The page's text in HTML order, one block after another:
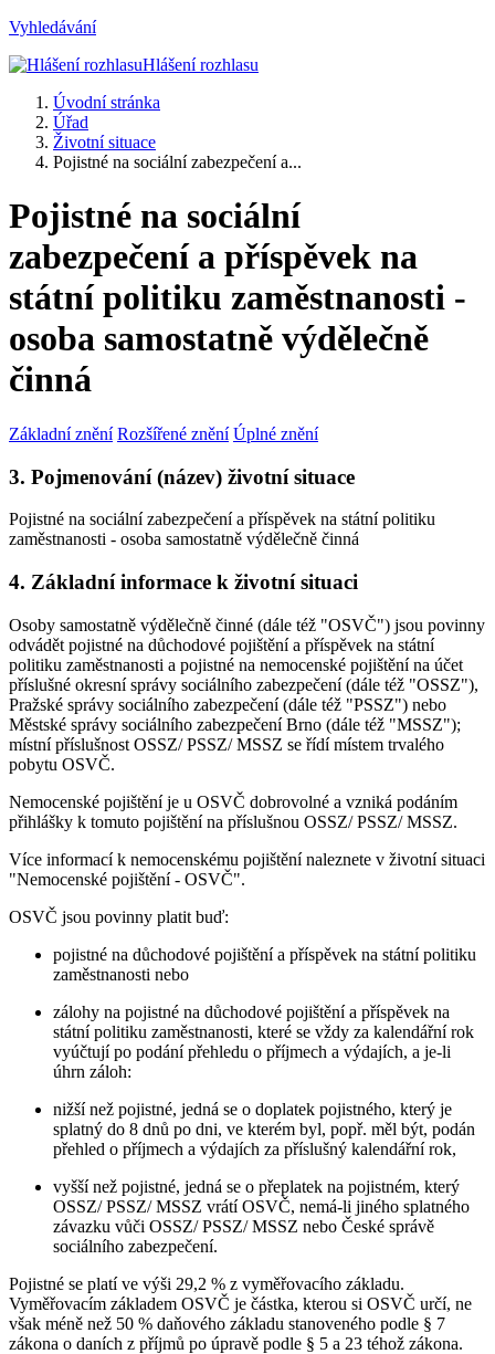
Vyhledávání
Hlášení rozhlasu
Úvodní stránka
Úřad
Životní situace
Pojistné na sociální zabezpečení a...
Pojistné na sociální
zabezpečení a příspěvek na
státní politiku zaměstnanosti -
osoba samostatně výdělečně
činná
Základní znění Rozšířené znění Úplné znění
3. Pojmenování (název) životní situace
Pojistné na sociální zabezpečení a příspěvek na státní politiku
zaměstnanosti - osoba samostatně výdělečně činná
4. Základní informace k životní situaci
Osoby samostatně výdělečně činné (dále též "OSVČ") jsou povinny
odvádět pojistné na důchodové pojištění a příspěvek na státní
politiku zaměstnanosti a pojistné na nemocenské pojištění na účet
příslušné okresní správy sociálního zabezpečení (dále též "OSSZ"),
Pražské správy sociálního zabezpečení (dále též "PSSZ") nebo
Městské správy sociálního zabezpečení Brno (dále též "MSSZ");
místní příslušnost OSSZ/ PSSZ/ MSSZ se řídí místem trvalého
pobytu OSVČ.
Nemocenské pojištění je u OSVČ dobrovolné a vzniká podáním
přihlášky k tomuto pojištění na příslušnou OSSZ/ PSSZ/ MSSZ.
Více informací k nemocenskému pojištění naleznete v životní situaci
"Nemocenské pojištění - OSVČ".
OSVČ jsou povinny platit buď:
pojistné na důchodové pojištění a příspěvek na státní politiku
zaměstnanosti nebo
zálohy na pojistné na důchodové pojištění a příspěvek na
státní politiku zaměstnanosti, které se vždy za kalendářní rok
vyúčtují po podání přehledu o příjmech a výdajích, a je-li
úhrn záloh:
nižší než pojistné, jedná se o doplatek pojistného, který je
splatný do 8 dnů po dni, ve kterém byl, popř. měl být, podán
přehled o příjmech a výdajích za příslušný kalendářní rok,
vyšší než pojistné, jedná se o přeplatek na pojistném, který
OSSZ/ PSSZ/ MSSZ vrátí OSVČ, nemá-li jiného splatného
závazku vůči OSSZ/ PSSZ/ MSSZ nebo České správě
sociálního zabezpečení.
Pojistné se platí ve výši 29,2 % z vyměřovacího základu.
Vyměřovacím základem OSVČ je částka, kterou si OSVČ určí, ne
však méně než 50 % daňového základu stanoveného podle § 7
zákona o daních z příjmů po úpravě podle § 5 a 23 téhož zákona.